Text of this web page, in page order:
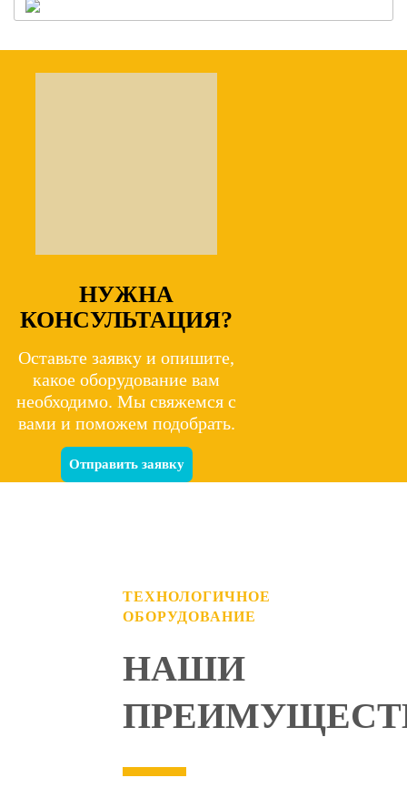
НУЖНА
КОНСУЛЬТАЦИЯ?
Оставьте заявку и опишите,
какое оборудование вам
необходимо. Мы свяжемся с
вами и поможем подобрать.
Отправить заявку
ТЕХНОЛОГИЧНОЕ
ОБОРУДОВАНИЕ
НАШИ